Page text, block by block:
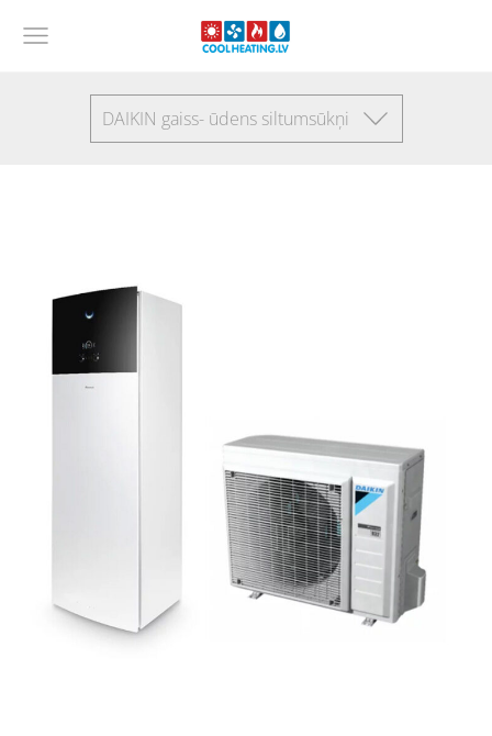
DAIKIN gaiss- ūdens siltumsūkņi